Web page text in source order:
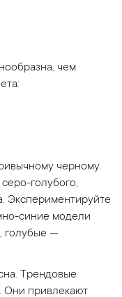
чем
черному.
голубого,
Экспериментируйте
синие модели
голубые —
Трендовые
Они привлекают